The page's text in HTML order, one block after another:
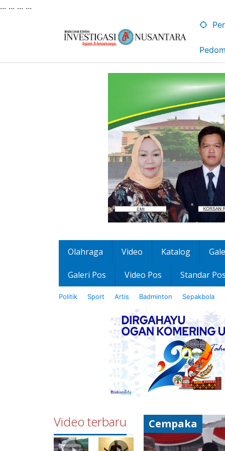
... ... ... ...
Olahraga Video Katalog
Galeri Pos Video Pos Standar Pos
Politik Sport Artis Badminton Sepakbola
Video terbaru Cempaka